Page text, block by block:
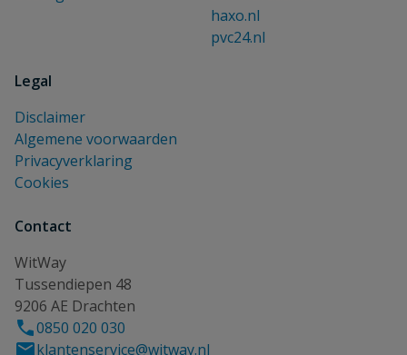
haxo.nl
pvc24.nl
Legal
Disclaimer
Algemene voorwaarden
Privacyverklaring
Cookies
Contact
WitWay
Tussendiepen 48
9206 AE Drachten
0850 020 030
klantenservice@witway.nl